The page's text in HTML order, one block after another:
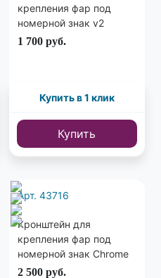
крепления фар под
номерной знак v2
1 700 руб.
Купить в 1 клик
Купить
Арт. 43716
Кронштейн для
крепления фар под
номерной знак Chrome
2 500 руб.